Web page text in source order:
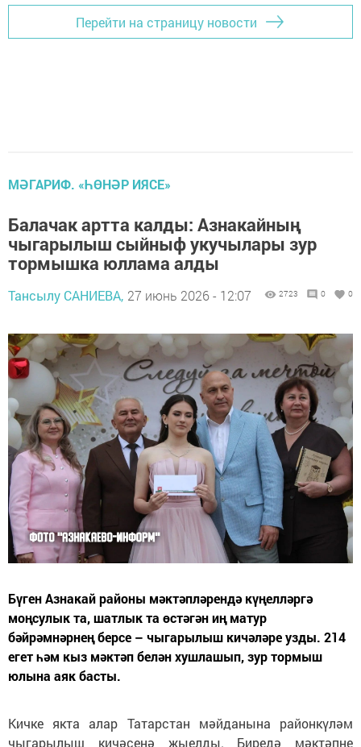
Перейти на страницу новости
МӘГАРИФ. «ҺӨНӘР ИЯСЕ»
Балачак артта калды: Азнакайның
чыгарылыш сыйныф укучылары зур
тормышка юллама алды
Тансылу САНИЕВА, 27 июнь 2026 - 12:07 2723 0 0
Бүген Азнакай районы мәктәпләрендә күңелләргә
моңсулык та, шатлык та өстәгән иң матур
бәйрәмнәрнең берсе – чыгарылыш кичәләре узды. 214
егет һәм кыз мәктәп белән хушлашып, зур тормыш
юлына аяк басты.
Кичке якта алар Татарстан мәйданына районкүләм
чыгарылыш кичәсенә җыелды. Биредә мәктәпне